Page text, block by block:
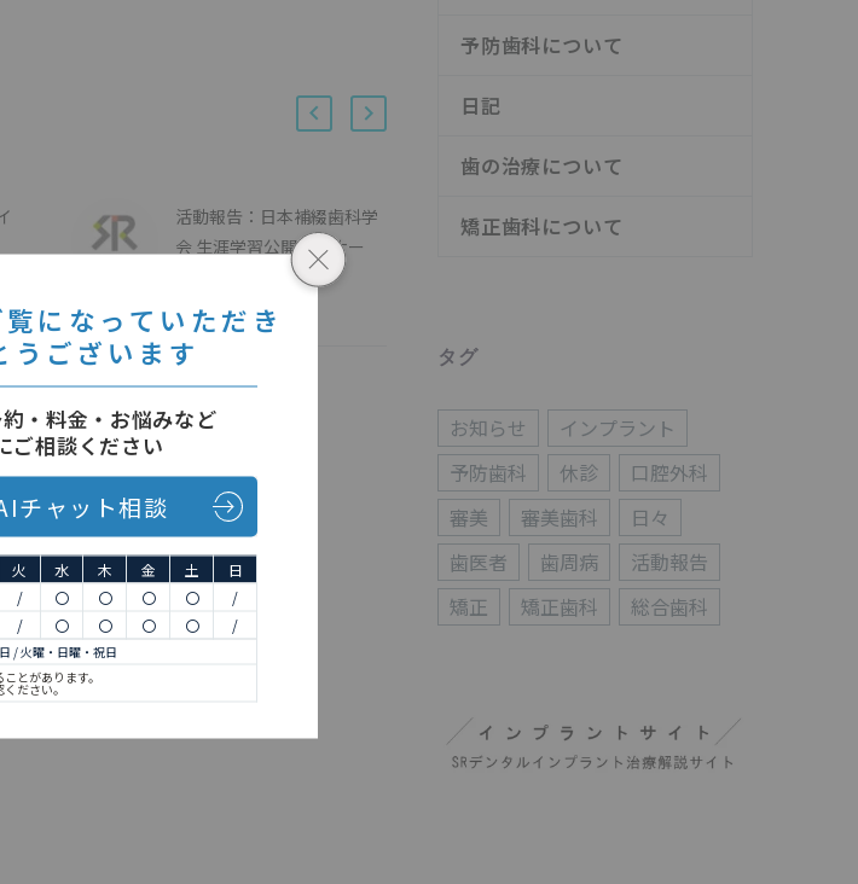
活動報告：日本補綴歯科学
会 生涯学習公開セミナー
年末年始と１２月の休診日
予防歯科について
日記
歯の治療について
矯正歯科について
タグ
お知らせ
インプラント
予防歯科
休診
口腔外科
審美
審美歯科
日々
歯医者
歯周病
活動報告
矯正
矯正歯科 総合歯科
になっていただき
うございます
・料金・お悩みなど
ご相談ください
チャット相談
火 水 木 金 土
日
/ 〇 〇 〇 〇
/
/ 〇 〇 〇 〇 /
/ 火曜・日曜・祝日
とがあります。
ださい。